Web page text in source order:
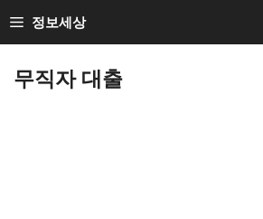
to
정보세상
무직자 대출